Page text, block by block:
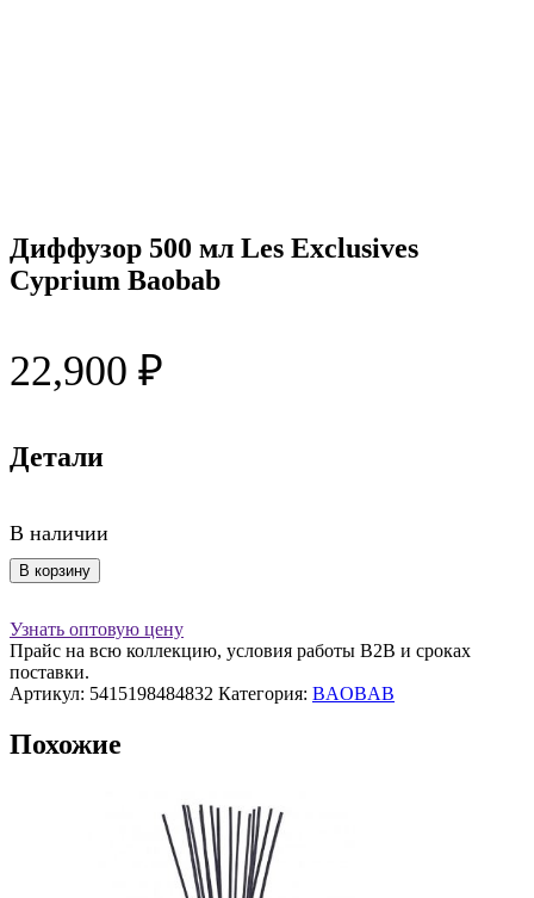
Диффузор 500 мл Les Exclusives
Cyprium Baobab
22,900 ₽
Детали
В наличии
Количество
товара
500
мл
Les
Exclusives
Baobab
В корзину
Узнать оптовую цену
Прайс на всю коллекцию, условия работы В2В и сроках
поставки.
Артикул: 5415198484832 Категория: BAOBAB
Похожие